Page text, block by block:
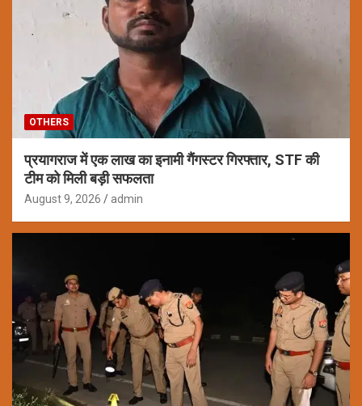
OTHERS
प्रयागराज में एक लाख का इनामी गैंगस्टर गिरफ्तार, STF की
टीम को मिली बड़ी सफलता
August 9, 2026 admin